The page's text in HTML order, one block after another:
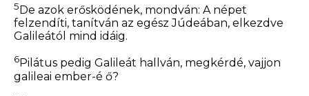
5 De azok erősködének, mondván: A népet
felzendíti, tanítván az egész Júdeában, elkezdve
Galileától mind idáig.
6Pilátus pedig Galileát hallván, megkérdé, vajjon
galileai ember-é ő?